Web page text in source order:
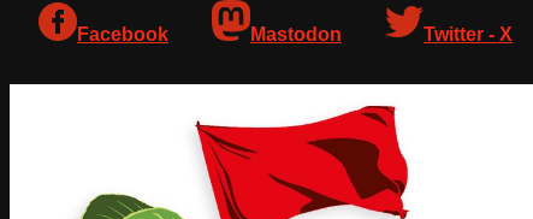
Facebook Mastodon Twitter - X